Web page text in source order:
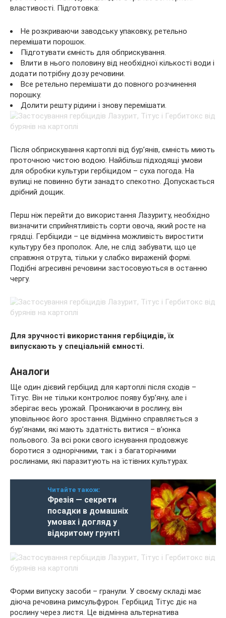
властивості. Підготовка:
Не розкриваючи заводську упаковку, ретельно
перемішати порошок.
Підготувати ємність для обприскування.
Влити в нього половину від необхідної кількості води і
додати потрібну дозу речовини.
Все ретельно перемішати до повного розчинення
порошку.
Долити решту рідини і знову перемішати.
Після обприскування картоплі від бур’янів, ємність миють
проточною чистою водою. Найбільш підходящі умови
для обробки культури гербіцидом – суха погода. На
вулиці не повинно бути занадто спекотно. Допускається
дрібний дощик.
Перш ніж перейти до використання Лазуриту, необхідно
визначити сприйнятливість сорти овоча, який росте на
грядці. Гербіциди – це відмінна можливість виростити
культуру без прополок. Але, не слід забувати, що це
справжня отрута, тільки у слабко вираженій формі.
Подібні агресивні речовини застосовуються в останню
чергу.
Для зручності використання гербіцидів, їх
випускають у спеціальній ємності.
Аналоги
Ще один дієвий гербіцид для картоплі після сходів –
Тітус. Він не тільки контролює появу бур’яну, але і
зберігає весь урожай. Проникаючи в рослину, він
уповільнює його зростання. Відмінно справляється з
бур’янами, які мають здатність витися – в’юнка
польового. За всі роки свого існування продовжує
боротися з однорічними, так і з багаторічними
рослинами, які паразитують на їстівних культурах.
Читайте також:
Фрезія — секрети
посадки в домашніх
умовах і догляд у
відкритому грунті
Форми випуску засоби – гранули. У своєму складі має
діюча речовина римсульфурон. Гербіцид Тітус діє на
рослину через листя. Це відмінна альтернатива